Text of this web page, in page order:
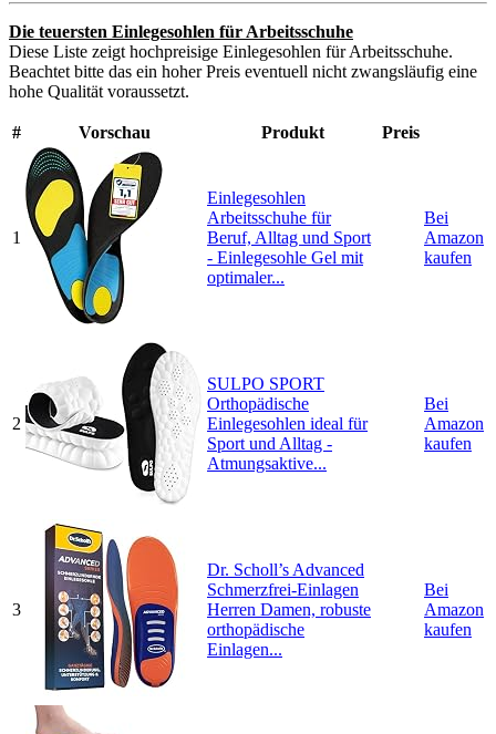
Die teuersten Einlegesohlen für Arbeitsschuhe
Diese Liste zeigt hochpreisige Einlegesohlen für Arbeitsschuhe.
Beachtet bitte das ein hoher Preis eventuell nicht zwangsläufig eine
hohe Qualität voraussetzt.
# Vorschau Produkt Preis
1
Einlegesohlen
Arbeitsschuhe für
Beruf, Alltag und Sport
- Einlegesohle Gel mit
optimaler...
Bei
Amazon
kaufen
2
SULPO SPORT
Orthopädische
Einlegesohlen ideal für
Sport und Alltag -
Atmungsaktive...
Bei
Amazon
kaufen
3
Dr. Scholl’s Advanced
Schmerzfrei-Einlagen
Herren Damen, robuste
orthopädische
Einlagen...
Bei
Amazon
kaufen